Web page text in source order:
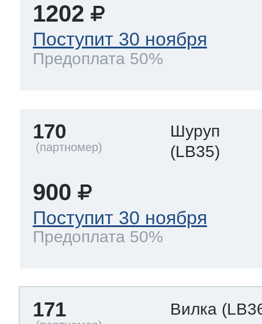
1202
Поступит 30 ноября
Предоплата 50%
170
Шуруп
(LB35)
900
Поступит 30 ноября
Предоплата 50%
171 Вилка